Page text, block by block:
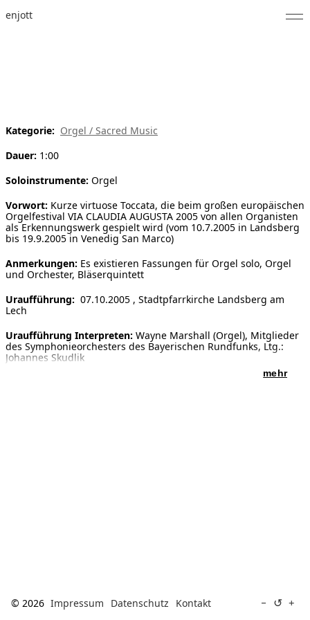
enjott
About
Kalender
Publikationen
Notizen
Feed
[ Suche ]
english
Kategorie: Orgel / Sacred Music
Dauer: 1:00
Soloinstrumente: Orgel
Vorwort: Kurze virtuose Toccata, die beim großen europäischen
Orgelfestival VIA CLAUDIA AUGUSTA 2005 von allen Organisten
als Erkennungswerk gespielt wird (vom 10.7.2005 in Landsberg
bis 19.9.2005 in Venedig San Marco)
Anmerkungen: Es existieren Fassungen für Orgel solo, Orgel
und Orchester, Bläserquintett
Uraufführung: 07.10.2005 , Stadtpfarrkirche Landsberg am
Lech
Uraufführung Interpreten: Wayne Marshall (Orgel), Mitglieder
des Symphonieorchesters des Bayerischen Rundfunks, Ltg.:
Johannes Skudlik
mehr
© 2026 Impressum Datenschutz Kontakt − ↺ +